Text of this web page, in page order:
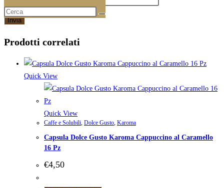
Prodotti correlati
Quick View
Quick View
Caffe e Solubili Dolce Gusto Karoma
Capsula Dolce Gusto Karoma Cappuccino al Caramello
16 Pz
€4,50